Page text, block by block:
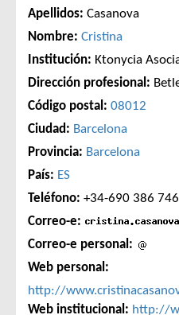
Apellidos: Casanova
Nombre: Cristina
Institución: Ktonycia
Dirección profesional:
Código postal: 08012
Ciudad: Barcelona
Provincia: Barcelona
País: ES
Teléfono: +34-690 386 746
Correo-e:
Correo-e personal:
Web personal:
http://
Web institucional: http://